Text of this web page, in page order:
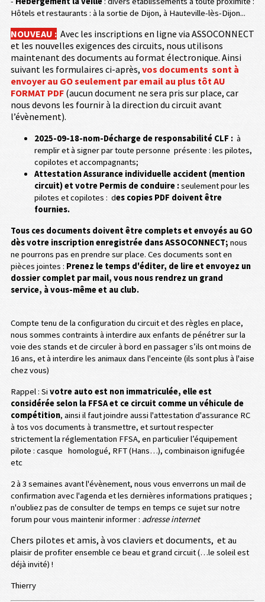
Hôtels et restaurants : à la sortie de Dijon, à Hauteville-lès-Dijon...
NOUVEAU : Avec les inscriptions en ligne via ASSOCONNECT
et les nouvelles exigences des circuits, nous utilisons
maintenant des documents au format électronique. Ainsi
suivant les formulaires ci-après, vos documents sont à
envoyer au GO seulement par email au plus tôt AU
FORMAT PDF (aucun document ne sera pris sur place, car
nous devons les fournir à la direction du circuit avant
l’évènement).
2025-09-18-nom-Décharge de responsabilité CLF : à
remplir et à signer par toute personne présente : les pilotes,
copilotes et accompagnants;
Attestation Assurance individuelle accident (mention
circuit) et votre Permis de conduire :seulement pour les
pilotes et copilotes : des copies PDF doivent être
fournies.
Tous ces documents doivent être complets et envoyés au GO
dès votre inscription enregistrée dans ASSOCONNECT; nous
ne pourrons pas en prendre sur place. Ces documents sont en
pièces jointes : Prenez le temps d'éditer, de lire et envoyez un
dossier complet par mail, vous nous rendrez un grand
service, à vous-même et au club.
Compte tenu de la configuration du circuit et des règles en place,
nous sommes contraints à interdire aux enfants de pénétrer sur la
voie des stands et de circuler à bord en passager s’ils ont moins de
16 ans, et à interdire les animaux dans l'enceinte (ils sont plus à l'aise
chez vous)
Rappel : Si votre auto est non immatriculée, elle est
considérée selon la FFSA et ce circuit comme un véhicule de
compétition, ainsi il faut joindre aussi l'attestation d'assurance RC
à tos vos documents à transmettre, et surtout respecter
strictement la réglementation FFSA, en particulier l’équipement
pilote : casque homologué, RFT (Hans…), combinaison ignifugée
etc
2 à 3 semaines avant l'évènement, nous vous enverrons un mail de
confirmation avec l'agenda et les dernières informations pratiques ;
n'oubliez pas de consulter de temps en temps ce sujet sur notre
forum pour vous maintenir informer : adresse internet
Chers pilotes et amis, à vos claviers et documents, et au
plaisir de profiter ensemble ce beau et grand circuit (…le soleil est
déjà invité) !
Thierry